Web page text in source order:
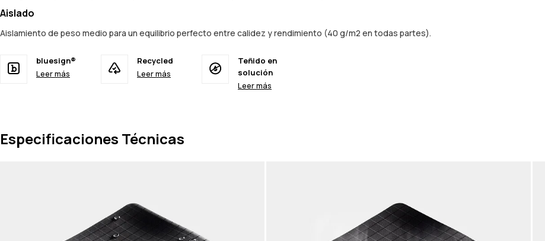
Aislado
Aislamiento de peso medio para un equilibrio perfecto entre calidez y rendimiento (40 g/m2 en todas partes).
bluesign®
Leer más
Recycled
Leer más
Teñido en
solución
Leer más
Especificaciones Técnicas